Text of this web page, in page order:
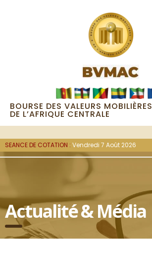
BOURSE DES VALEURS MOBILIÈRES
DE L’AFRIQUE CENTRALE
SEANCE DE COTATION : Vendredi 7 Août 2026
Actualité & Média